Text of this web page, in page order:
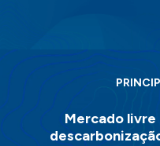
Mercado